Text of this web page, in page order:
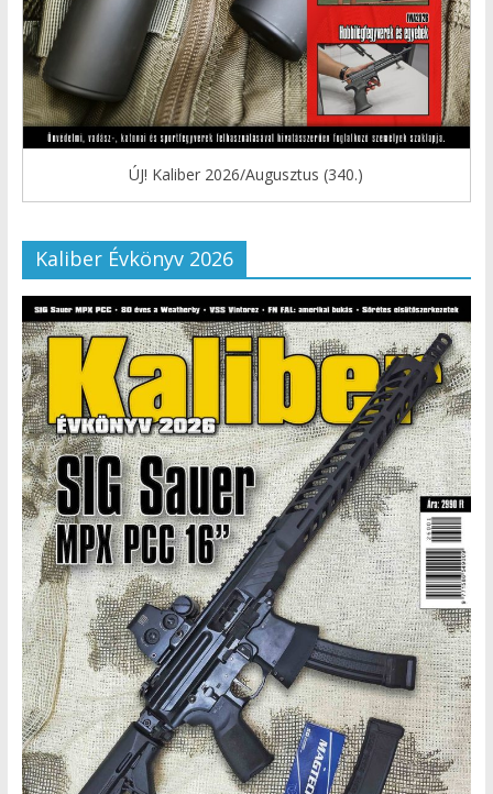
ÚJ! Kaliber 2026/Augusztus (340.)
Kaliber Évkönyv 2026